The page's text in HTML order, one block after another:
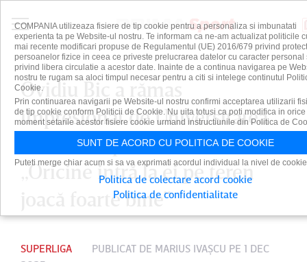
Ovidiu Bic a rămas
impresionat de Universitatea
Craiova după meciul direct:
„Oricine intră la ei pe teren
joacă foarte bine”
SUPERLIGA PUBLICAT DE MARIUS IVAŞCU PE 1 DEC
COMPANIA utilizeaza fisiere de tip cookie pentru a personaliza si imbunatati
experienta ta pe Website-ul nostru. Te informam ca ne-am actualizat politicile
mai recente modificari propuse de Regulamentul (UE) 2016/679 privind
persoanelor fizice in ceea ce priveste prelucrarea datelor cu caracter personal
privind libera circulatie a acestor date. Inainte de a continua navigarea pe
nostru te rugam sa aloci timpul necesar pentru a citi si intelege continutul
Cookie.
Prin continuarea navigarii pe Website-ul nostru confirmi acceptarea utilizarii
de tip cookie conform Politicii de Cookie. Nu uita totusi ca poti modifica in orice
moment setarile acestor fisiere cookie urmand instructiunile din Politica de
SUNT DE ACORD CU POLITICA DE COOKIE
Puteti merge chiar acum si sa va exprimati acordul individual la nivel de
Politica de colectare acord cookie
Politica de confidentialitate